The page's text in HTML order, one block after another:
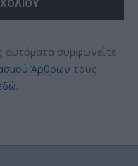
αυτόματα συμφωνείτε
Άρθρων τους
.